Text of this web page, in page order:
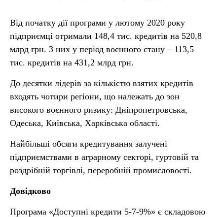
Від початку дії програми у лютому 2020 року
підприємці отримали 148,4 тис. кредитів на 520,8
млрд грн. З них у період воєнного стану – 113,5
тис. кредитів на 431,2 млрд грн.
До десятки лідерів за кількістю взятих кредитів
входять чотири регіони, що належать до зон
високого воєнного ризику: Дніпропетровська,
Одеська, Київська, Харківська області.
Найбільші обсяги кредитування залучені
підприємствами в аграрному секторі, гуртовій та
роздрібній торгівлі, переробній промисловості.
Довідково
Програма «Доступні кредити 5-7-9%» є складовою